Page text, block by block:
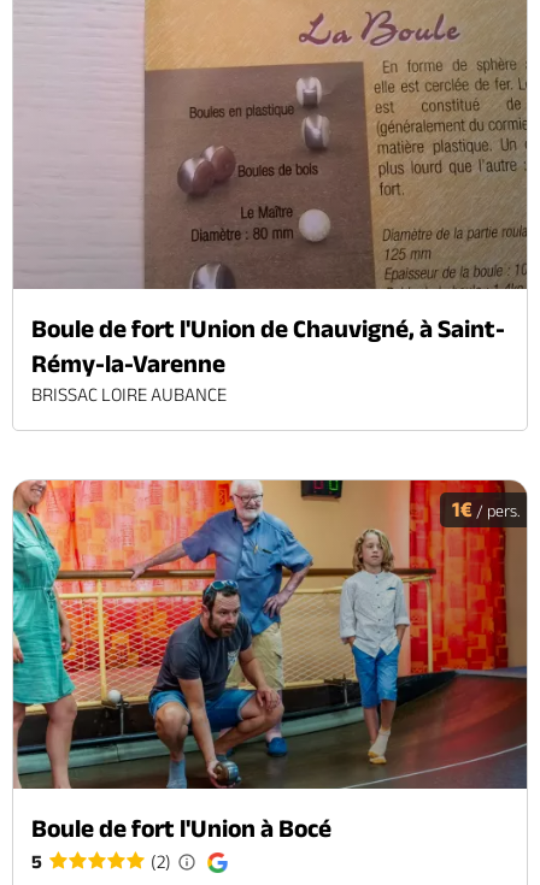
Boule de fort l'Union de Chauvigné, à Saint-
Rémy-la-Varenne
BRISSAC LOIRE AUBANCE
1€ / pers.
Boule de fort l'Union à Bocé
5 (2)